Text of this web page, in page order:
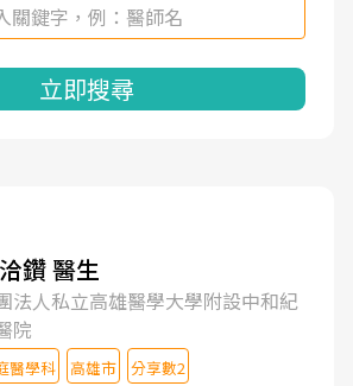
立即搜尋
鑽 醫生
法人私立高雄醫學大學附設中和紀
院
醫學科 高雄市 分享數2